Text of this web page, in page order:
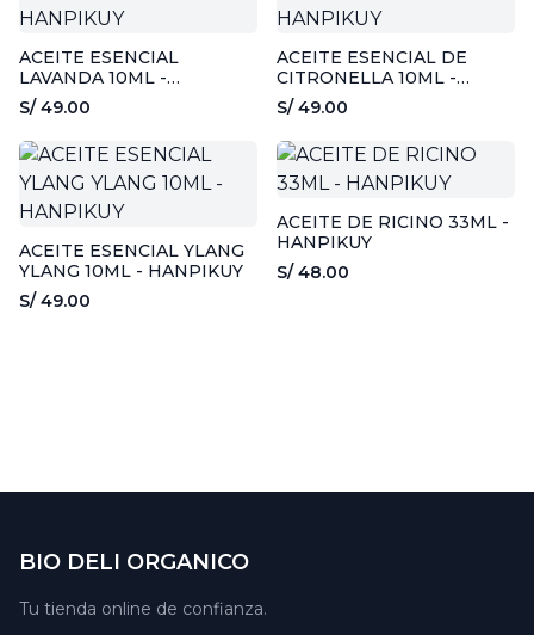
ACEITE ESENCIAL
LAVANDA 10ML -
HANPIKUY
S/ 49.00
ACEITE ESENCIAL DE
CITRONELLA 10ML -
HANPIKUY
S/ 49.00
ACEITE ESENCIAL YLANG
YLANG 10ML - HANPIKUY
S/ 49.00
ACEITE DE RICINO 33ML -
HANPIKUY
S/ 48.00
BIO DELI ORGANICO
Tu tienda online de confianza.